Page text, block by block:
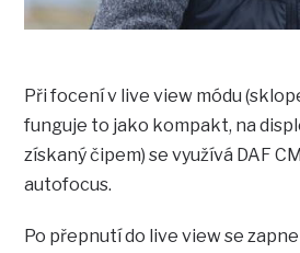
Při focení v live view módu
funguje to jako kompakt, na
získaný čipem) se využívá DAF
autofocus.
Po přepnutí do live view se